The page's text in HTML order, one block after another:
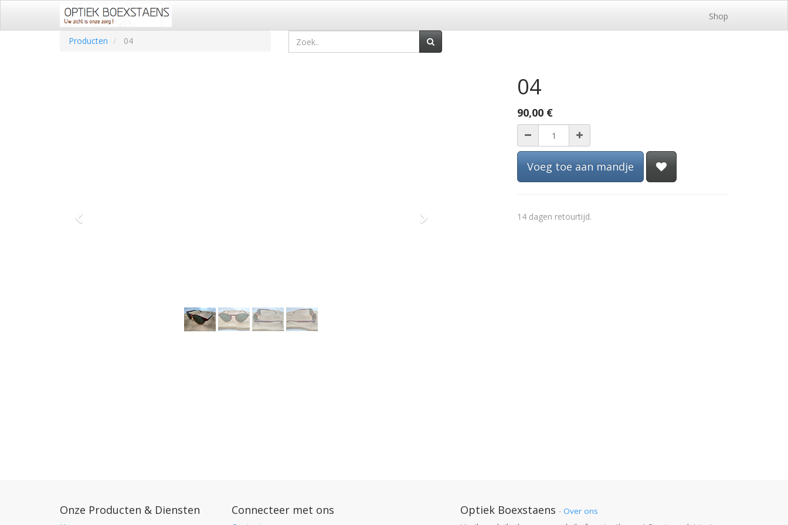
Shop
Producten 04
Volgende
04
90,00 €
Voeg toe aan mandje
14 dagen retourtijd.
Onze Producten & Diensten Connecteer met ons Optiek Boexstaens - Over ons